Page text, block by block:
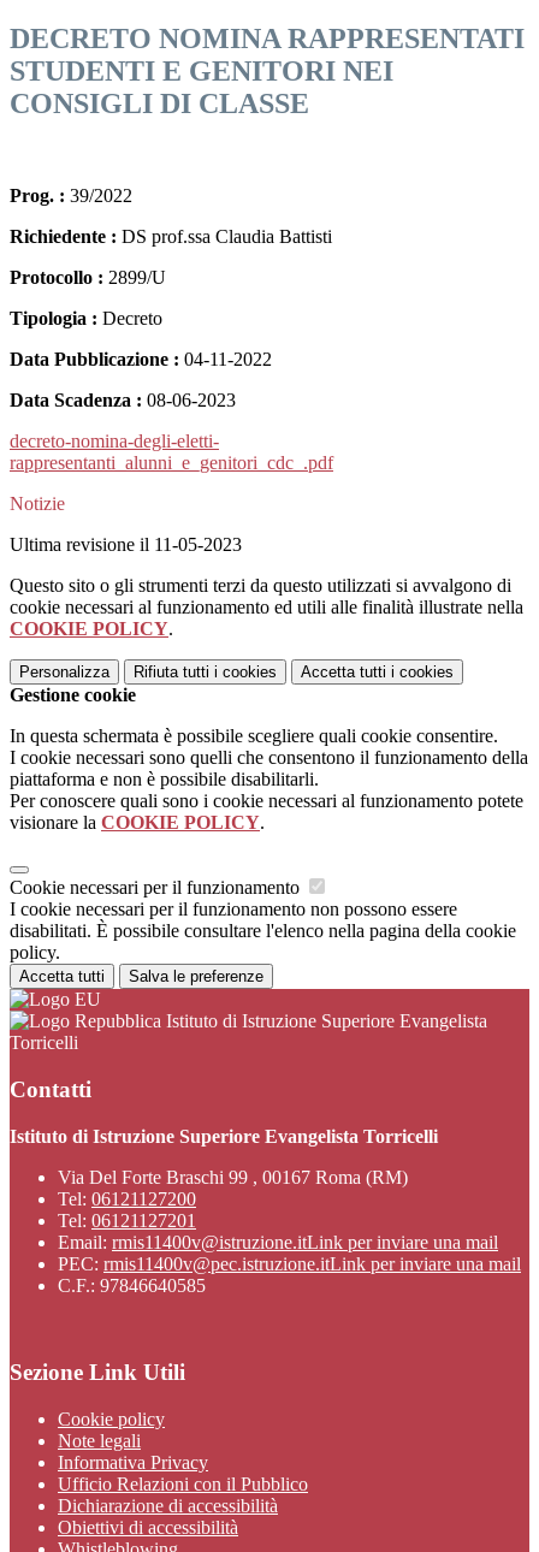
DECRETO NOMINA RAPPRESENTATI
STUDENTI E GENITORI NEI
CONSIGLI DI CLASSE
Prog. : 39/2022
Richiedente : DS prof.ssa Claudia Battisti
Protocollo : 2899/U
Tipologia : Decreto
Data Pubblicazione : 04-11-2022
Data Scadenza : 08-06-2023
decreto-nomina-degli-eletti-
rappresentanti_alunni_e_genitori_cdc_.pdf
Notizie
Ultima revisione il 11-05-2023
Questo sito o gli strumenti terzi da questo utilizzati si avvalgono di
cookie necessari al funzionamento ed utili alle finalità illustrate nella
COOKIE POLICY.
Personalizza Rifiuta tutti i cookies Accetta tutti i cookies
Gestione cookie
In questa schermata è possibile scegliere quali cookie consentire.
I cookie necessari sono quelli che consentono il funzionamento della
piattaforma e non è possibile disabilitarli.
Per conoscere quali sono i cookie necessari al funzionamento potete
visionare la COOKIE POLICY.
Cookie necessari per il funzionamento
I cookie necessari per il funzionamento non possono essere
disabilitati. È possibile consultare l'elenco nella pagina della cookie
policy.
Accetta tutti Salva le preferenze
Istituto di Istruzione Superiore Evangelista
Torricelli
Contatti
Istituto di Istruzione Superiore Evangelista Torricelli
Via Del Forte Braschi 99 , 00167 Roma (RM)
Tel: 06121127200
Tel: 06121127201
Email: rmis11400v@istruzione.itLink per inviare una mail
PEC: rmis11400v@pec.istruzione.itLink per inviare una mail
C.F.: 97846640585
Sezione Link Utili
Cookie policy
Note legali
Informativa Privacy
Ufficio Relazioni con il Pubblico
Dichiarazione di accessibilità
Obiettivi di accessibilità